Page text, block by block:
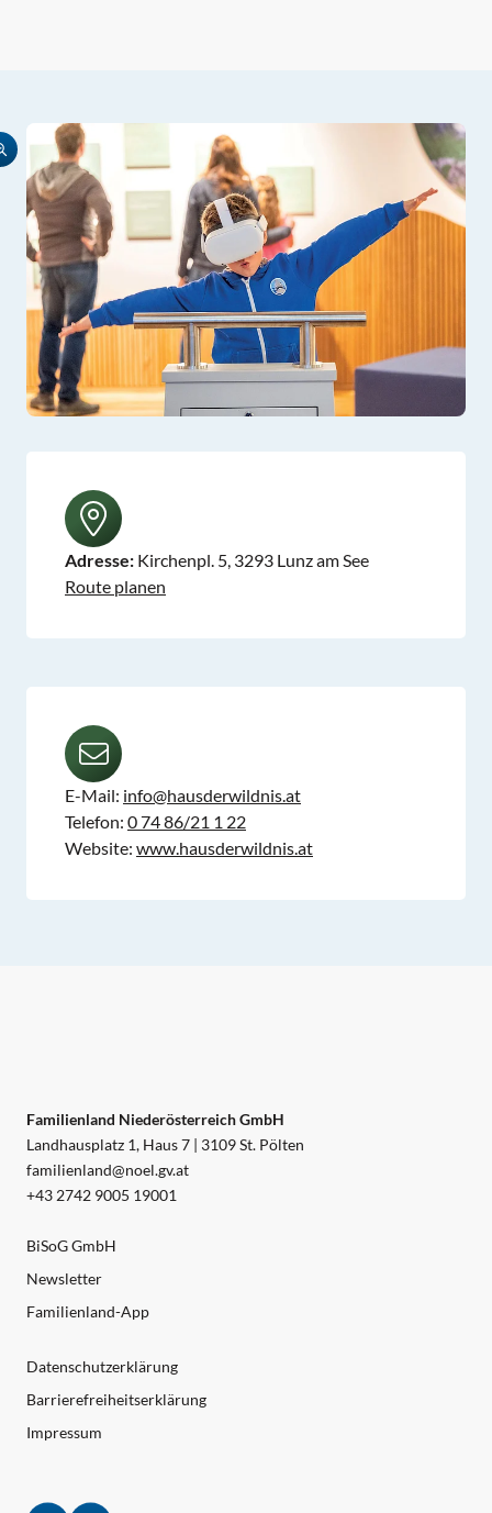
Adresse: Kirchenpl. 5, 3293 Lunz am See
Route planen
E-Mail: info@hausderwildnis.at
Telefon: 0 74 86/21 1 22
Website: www.hausderwildnis.at
Familienland Niederösterreich GmbH
Landhausplatz 1, Haus 7 | 3109 St. Pölten
familienland@noel.gv.at
+43 2742 9005 19001
BiSoG GmbH
Newsletter
Familienland-App
Datenschutzerklärung
Barrierefreiheitserklärung
Impressum